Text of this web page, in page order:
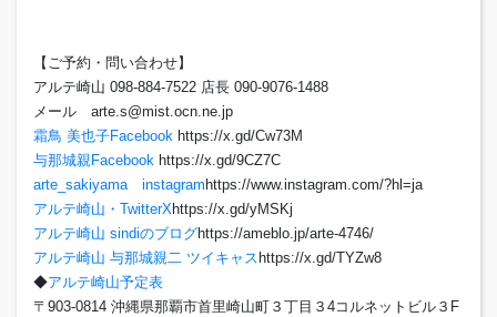
【ご予約・問い合わせ】
アルテ崎山 098-884-7522 店長 090-9076-1488
メール arte.s@mist.ocn.ne.jp
霜鳥 美也子Facebook https://x.gd/Cw73M
与那城親Facebook https://x.gd/9CZ7C
arte_sakiyama instagram https://www.instagram.com/?hl=ja
アルテ崎山・TwitterXhttps://x.gd/yMSKj
アルテ崎山 sindiのブログhttps://ameblo.jp/arte-4746/
アルテ崎山 与那城親二 ツイキャス https://x.gd/TYZw8
◆アルテ崎山予定表
〒903-0814 沖縄県那覇市首里崎山町３丁目３4コルネットビル３F